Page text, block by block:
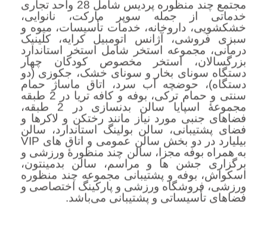
خدماتی از جمله سوپر مارکت، نانوایی،
خشکشویی، داروخانه، خدمات تأسیسات، میوه و
سبزی فروشی، آژانس اتومبیل کرایه، کلینیک
درمانی، مجموعه استخر شامل استخر استاندارد
بزرگسالان، استخر مخصوص کودکان چهار
دستگاه سونای بخار و سونای خشک، جکوزی (دو
دستگاه)، حوضچه آب سرد، اتاق ماساژ حمام
سنتی و حمام ترکی، بوفه و کافه تریا در 2 طبقه
مجموعۀ اسپایا سالن بدنسازی در 2 طبقه،
فضاهای جنبی مورد نیاز مانند رختکن و لاکرها و
فضای پشتیبانی، سالن بولینگ استاندارد، سالن
بیلیارد در دو بخش سالن عمومی و اتاق های VIP
به همراه بوفه مجزا، سالن چند منظورۀ ورزشی و
برگزاری جشن ها و مراسم، سالن بدمینتون،
اسکواش، بوفه و پشتیبانی مجموعه چند منظوره
ورزشی، فروشگاه ورزشی و پارکینگ اختصاصی و
فضاهای تأسیساتی و پشتیبانی می‌باشد.